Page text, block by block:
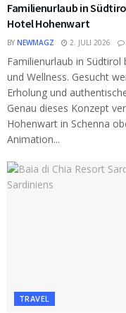
Familienurlaub in
Hotel Hohenwart
BY NEWMAGZ 2. JULI 2026
Familienurlaub in
und Wellness. Gesucht
Erholung und
Genau dieses Konzept
Hohenwart in Schenna
Animation...
TRAVEL